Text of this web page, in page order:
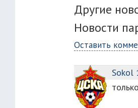
Другие
Новости
Оставить
Sokol